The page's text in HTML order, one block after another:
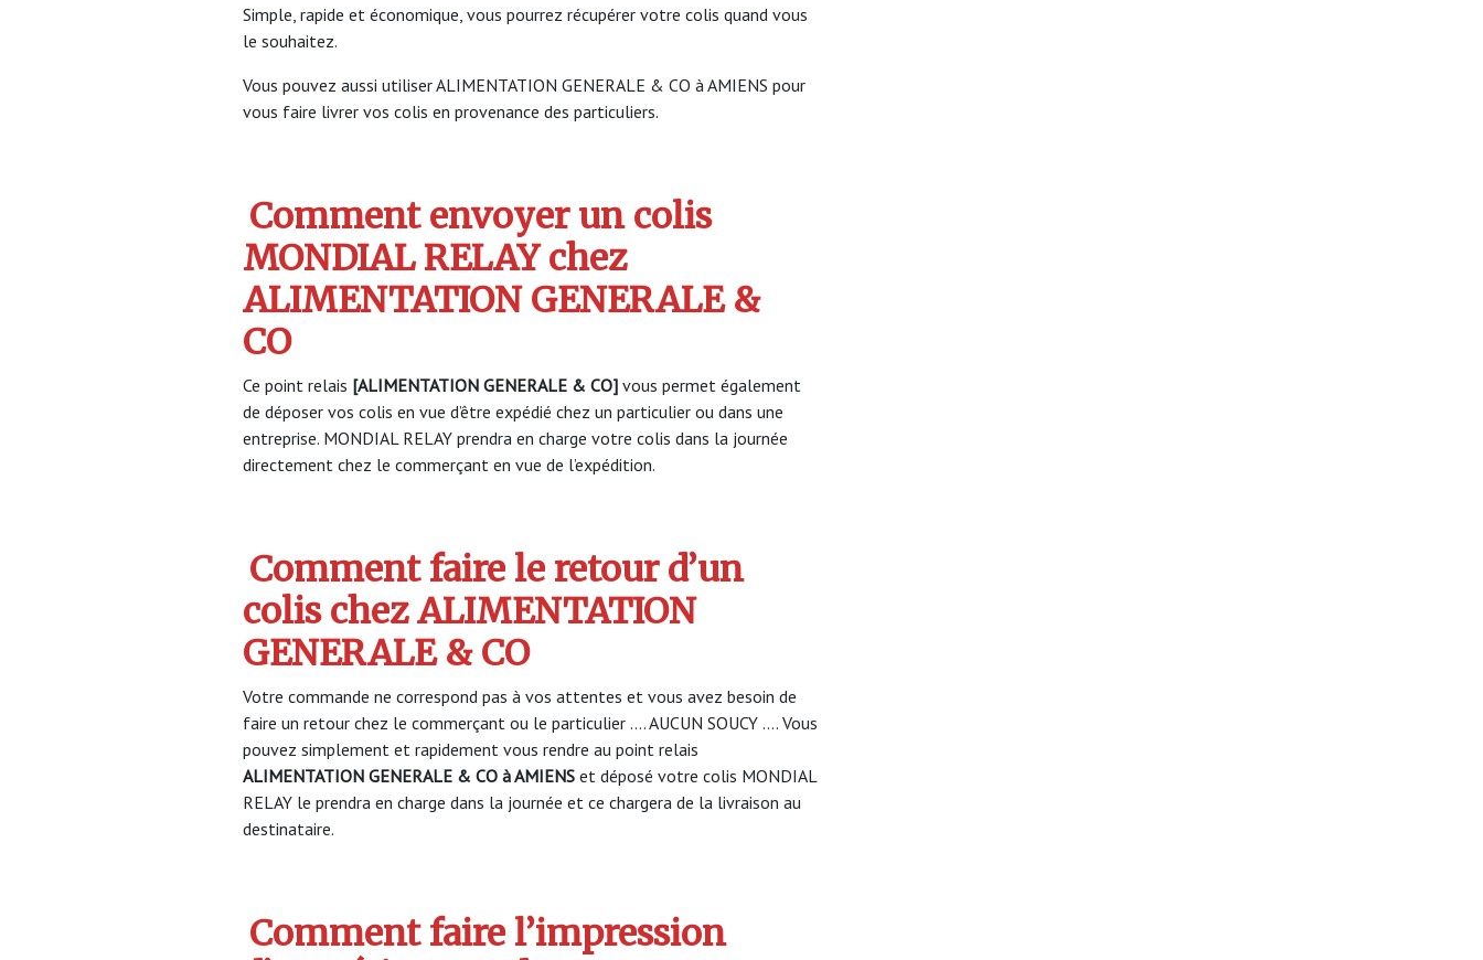
Simple, rapide et économique, vous pourrez récupérer votre colis quand vous
le souhaitez.
Vous pouvez aussi utiliser ALIMENTATION GENERALE & CO à AMIENS pour
vous faire livrer vos colis en provenance des particuliers.
Comment envoyer un colis
MONDIAL RELAY chez
ALIMENTATION GENERALE &
CO
Ce point relais [ALIMENTATION GENERALE & CO] vous permet également
de déposer vos colis en vue d’être expédié chez un particulier ou dans une
entreprise. MONDIAL RELAY prendra en charge votre colis dans la journée
directement chez le commerçant en vue de l’expédition.
Comment faire le retour d’un
colis chez ALIMENTATION
GENERALE & CO
Votre commande ne correspond pas à vos attentes et vous avez besoin de
faire un retour chez le commerçant ou le particulier …. AUCUN SOUCY …. Vous
pouvez simplement et rapidement vous rendre au point relais
ALIMENTATION GENERALE & CO à AMIENS et déposé votre colis MONDIAL
RELAY le prendra en charge dans la journée et ce chargera de la livraison au
destinataire.
Comment faire l’impression